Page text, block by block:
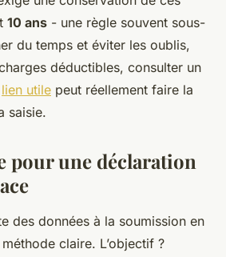
10 ans - une règle souvent sous-
du temps et éviter les oublis,
déductibles, consulter un
lien utile peut réellement faire la
saisie.
pour une déclaration
des données à la soumission en
claire. L’objectif ?